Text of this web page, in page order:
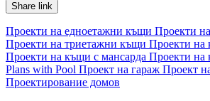
Share link
Проекти на едноетажни къщи Проекти
Проекти на триетажни къщи Проекти на
Проекти на къщи с мансарда Проекти на
Plans with Pool Проект на гараж Проект
Проектирование домов